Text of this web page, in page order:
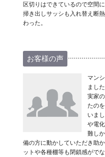
区切りはできているので空間
掃き出しサッシも入れ替え断
わった。
お客様の声
マン
まし
実家
たの
いま
や電
難し
備の方に動かしていただき助
ットや各種棚等も閉鎖感がで